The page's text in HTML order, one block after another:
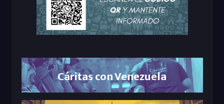
Cáritas con Venezuela